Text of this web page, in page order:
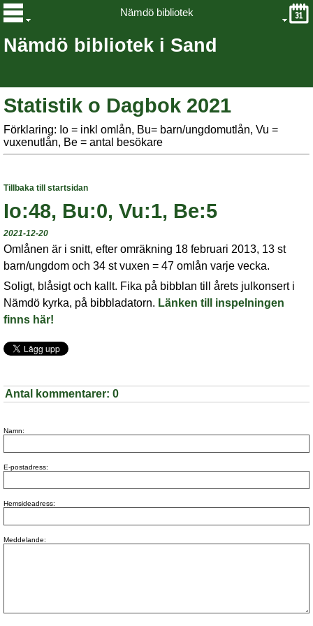
Nämdö bibliotek i Sand
Nämdö bibliotek
Statistik o Dagbok 2021
Förklaring: Io = inkl omlån, Bu= barn/ungdomutlån, Vu =
vuxenutlån, Be = antal besökare
Tillbaka till startsidan
Io:48, Bu:0, Vu:1, Be:5
2021-12-20
Omlånen är i snitt, efter omräkning 18 februari 2013, 13 st
barn/ungdom och 34 st vuxen = 47 omlån varje vecka.
Soligt, blåsigt och kallt. Fika på bibblan till årets julkonsert i
Nämdö kyrka, på bibbladatorn. Länken till inspelningen
finns här!
Antal kommentarer: 0
Namn:
E-postadress:
Hemsideadress:
Meddelande: